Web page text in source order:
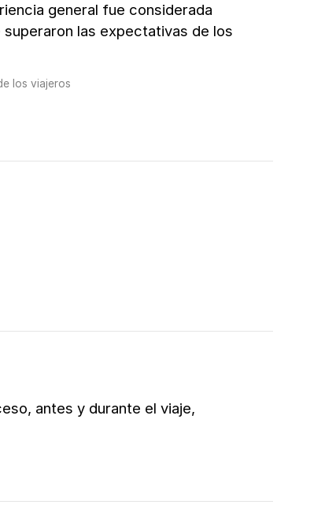
general fue considerada
las expectativas de los
los viajeros
antes y durante el viaje,